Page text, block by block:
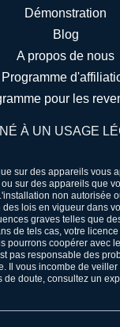
Démonstration
Blog
A propos de nous
Programme
pour les
À UN USAGE
sur des appareils vous
sur des appareils que
non autorisée
lois en vigueur dans
graves telles que
de tels cas, votre
pourrons coopérer avec
pas responsable des
Il vous incombe de
de doute, consultez un